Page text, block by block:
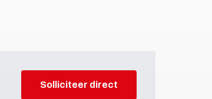
Solliciteer direct